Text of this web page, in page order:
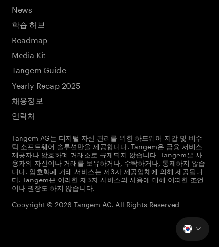
News
학습 허브
Roadmap
Media Kit
Tangem Guide
Yearly Recap 2025
채용정보
연락처
Tangem AG는 디지털 자산 관리를 위한 하드웨어 지갑 및 비수
탁 소프트웨어 솔루션만을 제공합니다. Tangem은 금융 서비스
제공자나 암호화폐 거래소로 규제되지 않습니다. Tangem은 사
용자의 자산이나 거래를 보유하거나, 수탁하거나, 통제하지 않습
니다. 암호화폐 거래 서비스는 제3자 제공업체에 의해 제공됩니
다. Tangem은 이러한 제3자 서비스의 사용에 대해 어떠한 조언
이나 권장도 하지 않습니다.